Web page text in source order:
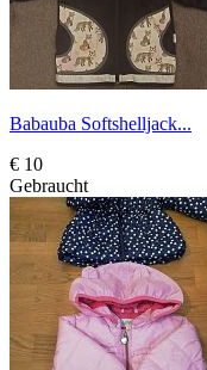
Babauba Softshelljack...
€ 10
Gebraucht